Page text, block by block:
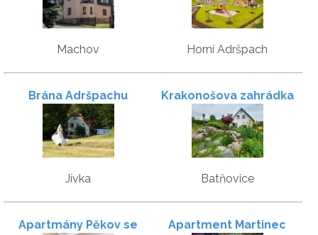
Machov Horní Adršpach
Brána Adršpachu
Jívka
Krakonošova zahrádka
Batňovice
Apartmány Pěkov se
Apartment Martinec